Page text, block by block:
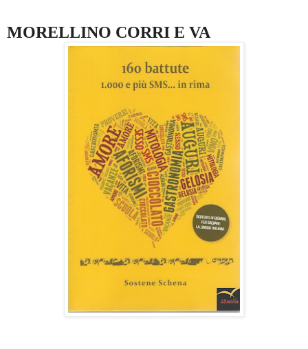
MORELLINO CORRI E VA